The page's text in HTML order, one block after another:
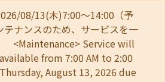
08/13(木)7:00～14:00（予
テナンスのため、サービスを一
<Maintenance> Service will
from 7:00 AM to 2:00
August 13, 2026 due